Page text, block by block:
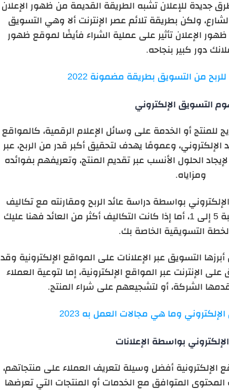
جديدة للإعلان تشبه الطريقة القديمة من ظهور الإعلان
ولكن بطريقة تلائم عصر الإنترنت ألا وهي التسويق
الإعلان تأثير على عملية الشراء فأيضًا لموقع ظهور
دور كبير بنجاحه.
من التسويق بطريقة مضمونة 2022
التسويق الإلكتروني
للمنتج أو الخدمة على وسائل الإعلام الرقمية، كالمواقع
الإلكتروني، وعمومًا يهدف لتحقيق أكبر قدر من الربح، عبر
الحلول الأنسب عبر تقديم المنتج، وتعريفهم بفوائده
ومزاياه.
بواسطة دراسة عائد الربح ومقارنته مع تكاليف
التسويق الإلكتروني، وغالبًا تكون النسبة 5 إلى 1، أما إذا كانت التكاليف أكثر من العائد فهنا عليك
التسويقية الخاصة بك.
التسويق عبر الإعلانات على المواقع الإلكترونية وقد
الإنترنت عبر المواقع الإلكترونية، إما لتوعية العملاء
الشركة، أو لتشجيعهم على شراء المنتج.
وما هي مجالات العمل به 2023
بواسطة الإعلانات
الإلكترونية أفضل وسيلة لتعريف العملاء على منتجاتهم،
المحتوى المتوافق مع الخدمات أو المنتجات التي تعرضها